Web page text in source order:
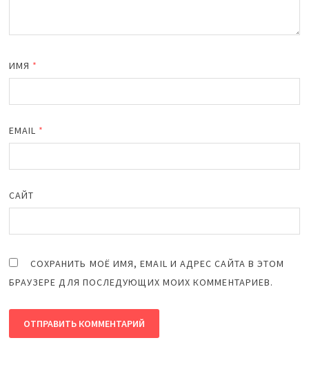
ИМЯ *
EMAIL *
САЙТ
СОХРАНИТЬ МОЁ ИМЯ, EMAIL И АДРЕС САЙТА В ЭТОМ
БРАУЗЕРЕ ДЛЯ ПОСЛЕДУЮЩИХ МОИХ КОММЕНТАРИЕВ.